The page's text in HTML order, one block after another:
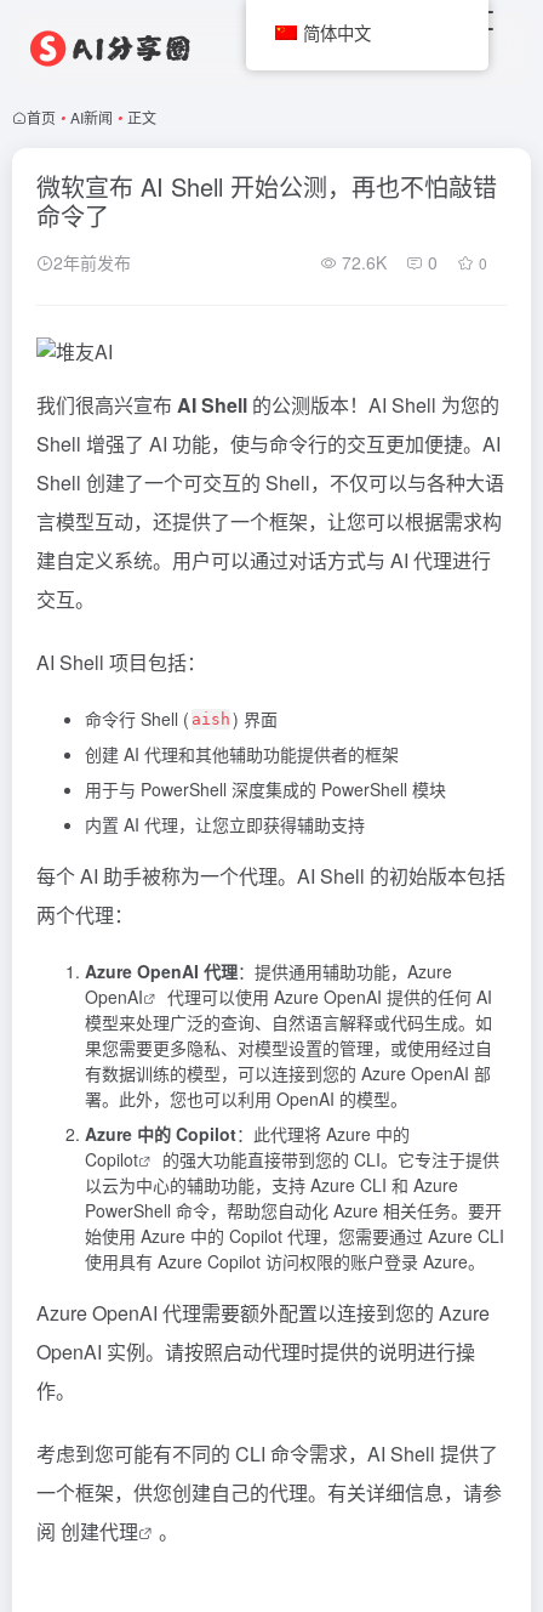
首页 • AI新闻 • 正文
微软宣布 AI Shell 开始公测，再也不怕敲错
命令了
2年前发布 72.6K 0 0
我们很高兴宣布 AI Shell 的公测版本！AI Shell 为您的
Shell 增强了 AI 功能，使与命令行的交互更加便捷。AI
Shell 创建了一个可交互的 Shell，不仅可以与各种大语
言模型互动，还提供了一个框架，让您可以根据需求构
建自定义系统。用户可以通过对话方式与 AI 代理进行
交互。
AI Shell 项目包括：
命令行 Shell ( aish ) 界面
创建 AI 代理和其他辅助功能提供者的框架
用于与 PowerShell 深度集成的 PowerShell 模块
内置 AI 代理，让您立即获得辅助支持
每个 AI 助手被称为一个代理。AI Shell 的初始版本包括
两个代理：
Azure OpenAI 代理：提供通用辅助功能， Azure
OpenAI
代理可以使用 Azure OpenAI 提供的任何 AI
模型来处理广泛的查询、自然语言解释或代码生成。如
果您需要更多隐私、对模型设置的管理，或使用经过自
有数据训练的模型，可以连接到您的 Azure OpenAI 部
署。此外，您也可以利用 OpenAI 的模型。
Azure 中的 Copilot：此代理将 Azure 中的
Copilot
的强大功能直接带到您的 CLI。它专注于提供
以云为中心的辅助功能，支持 Azure CLI 和 Azure
PowerShell 命令，帮助您自动化 Azure 相关任务。要开
始使用 Azure 中的 Copilot 代理，您需要通过 Azure CLI
使用具有 Azure Copilot 访问权限的账户登录 Azure。
Azure OpenAI 代理需要额外配置以连接到您的 Azure
OpenAI 实例。请按照启动代理时提供的说明进行操
作。
考虑到您可能有不同的 CLI 命令需求，AI Shell 提供了
一个框架，供您创建自己的代理。有关详细信息，请参
阅 创建代理 。
简体中文